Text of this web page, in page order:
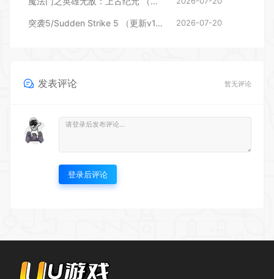
突袭5/Sudden Strike 5 （更新v1.04.29105） 2026-07-20
发表评论 暂无评论
登录后评论